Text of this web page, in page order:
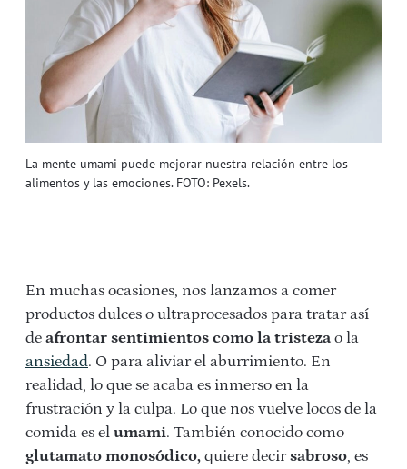
La mente umami puede mejorar nuestra relación entre los
alimentos y las emociones. FOTO: Pexels.
En muchas ocasiones, nos lanzamos a comer
productos dulces o ultraprocesados para tratar así
de afrontar sentimientos como la tristeza o la
ansiedad. O para aliviar el aburrimiento. En
realidad, lo que se acaba es inmerso en la
frustración y la culpa. Lo que nos vuelve locos de la
comida es el umami. También conocido como
glutamato monosódico, quiere decirsabroso, es